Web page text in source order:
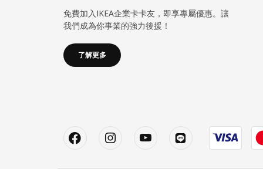
免費加入IKEA企業卡卡友，即享專屬優惠。讓
我們成為你事業的強力後援！
了解更多